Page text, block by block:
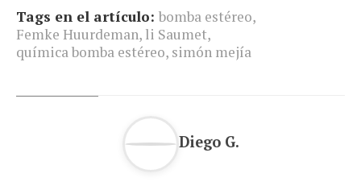
Tags en el artículo: bomba estéreo,
Femke Huurdeman, li Saumet,
química bomba estéreo, simón mejía
Diego G.